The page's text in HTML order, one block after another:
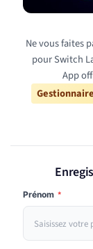
Ne vous faites
pour Switch
App
Prénom *